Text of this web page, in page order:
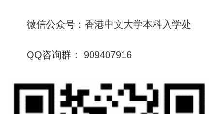
微信公众号：香港中文大学本科入学处
QQ咨询群： 909407916